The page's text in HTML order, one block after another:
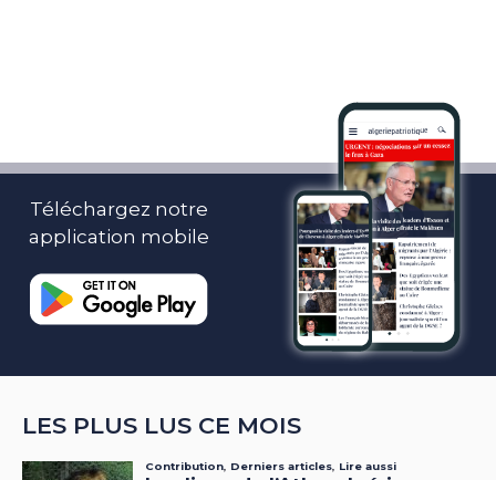
Téléchargez notre
application mobile
LES PLUS LUS CE MOIS